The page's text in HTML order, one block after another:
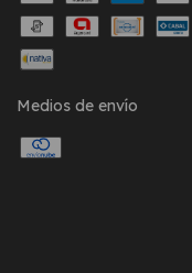
Medios de envío